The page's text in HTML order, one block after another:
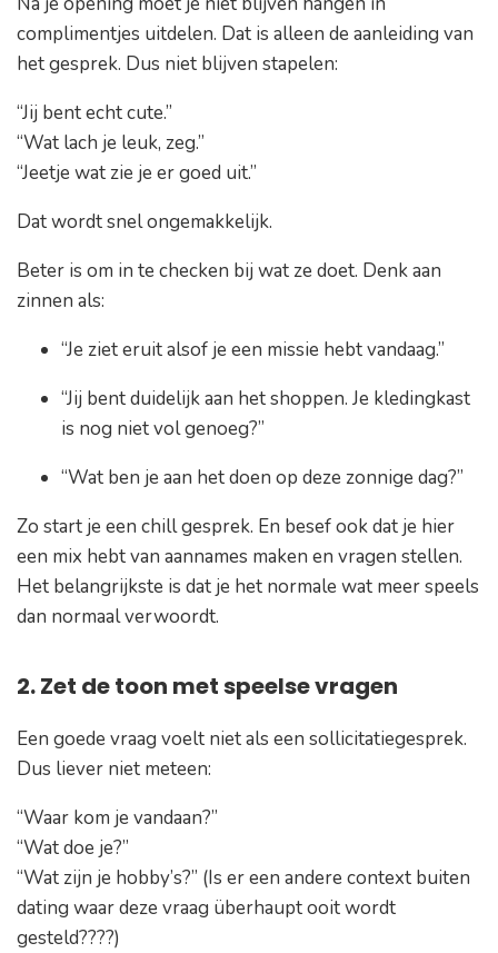
complimentjes uitdelen. Dat is alleen de aanleiding van
het gesprek. Dus niet blijven stapelen:
“Jij bent echt cute.”
“Wat lach je leuk, zeg.”
“Jeetje wat zie je er goed uit.”
Dat wordt snel ongemakkelijk.
Beter is om in te checken bij wat ze doet. Denk aan
zinnen als:
“Je ziet eruit alsof je een missie hebt vandaag.”
“Jij bent duidelijk aan het shoppen. Je kledingkast
is nog niet vol genoeg?”
“Wat ben je aan het doen op deze zonnige dag?”
Zo start je een chill gesprek. En besef ook dat je hier
een mix hebt van aannames maken en vragen stellen.
Het belangrijkste is dat je het normale wat meer speels
dan normaal verwoordt.
2. Zet de toon met speelse vragen
Een goede vraag voelt niet als een sollicitatiegesprek.
Dus liever niet meteen:
“Waar kom je vandaan?”
“Wat doe je?”
“Wat zijn je hobby’s?” (Is er een andere context buiten
dating waar deze vraag überhaupt ooit wordt
gesteld????)